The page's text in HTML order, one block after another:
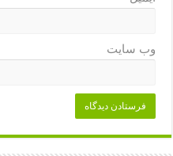
وب‌ سایت